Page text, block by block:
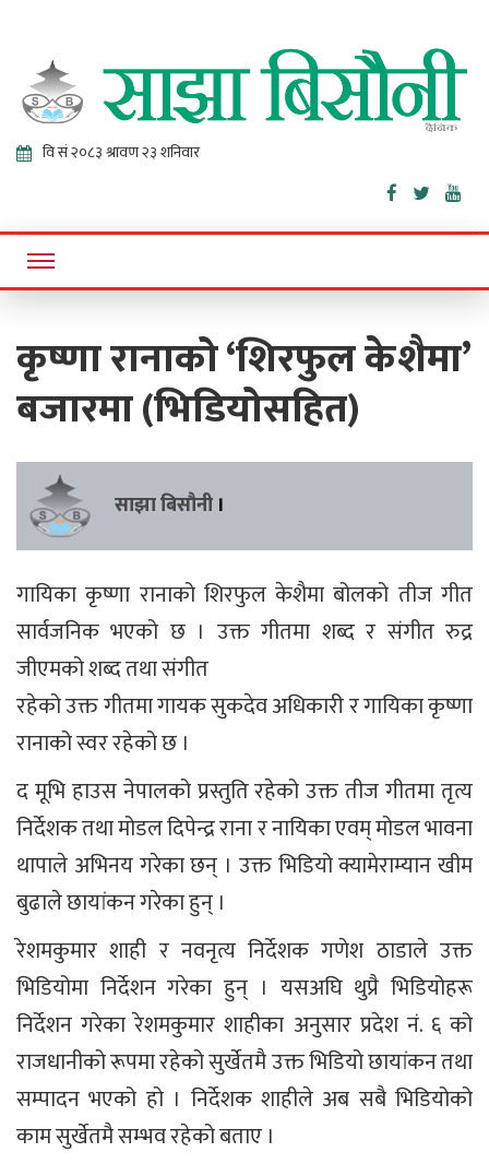
Sajha
Bisaunee
Online News Portal
कृष्णा रानाको ‘शिरफुल केशैमा’
बजारमा (भिडियोसहित)
साझा बिसौनी ।
गायिका कृष्णा रानाको शिरफुल केशैमा बोलको तीज गीत
सार्वजनिक भएको छ । उक्त गीतमा शब्द र संगीत रुद्र
जीएमको शब्द तथा संगीत
रहेको उक्त गीतमा गायक सुकदेव अधिकारी र गायिका कृष्णा
रानाको स्वर रहेको छ ।
द मूभि हाउस नेपालको प्रस्तुति रहेको उक्त तीज गीतमा तृत्य
निर्देशक तथा मोडल दिपेन्द्र राना र नायिका एवम् मोडल भावना
थापाले अभिनय गरेका छन् । उक्त भिडियो क्यामेराम्यान खीम
बुढाले छायांकन गरेका हुन् ।
रेशमकुमार शाही र नवनृत्य निर्देशक गणेश ठाडाले उक्त
भिडियोमा निर्देशन गरेका हुन् । यसअघि थुप्रै भिडियोहरू
निर्देशन गरेका रेशमकुमार शाहीका अनुसार प्रदेश नं. ६ को
राजधानीको रूपमा रहेको सुर्खेतमै उक्त भिडियो छायांकन तथा
सम्पादन भएको हो । निर्देशक शाहीले अब सबै भिडियोको
काम सुर्खेतमै सम्भव रहेको बताए ।